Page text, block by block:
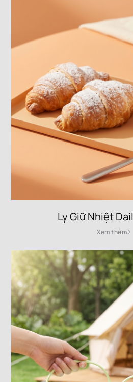
Ly Giữ Nhiệt
Xem thêm